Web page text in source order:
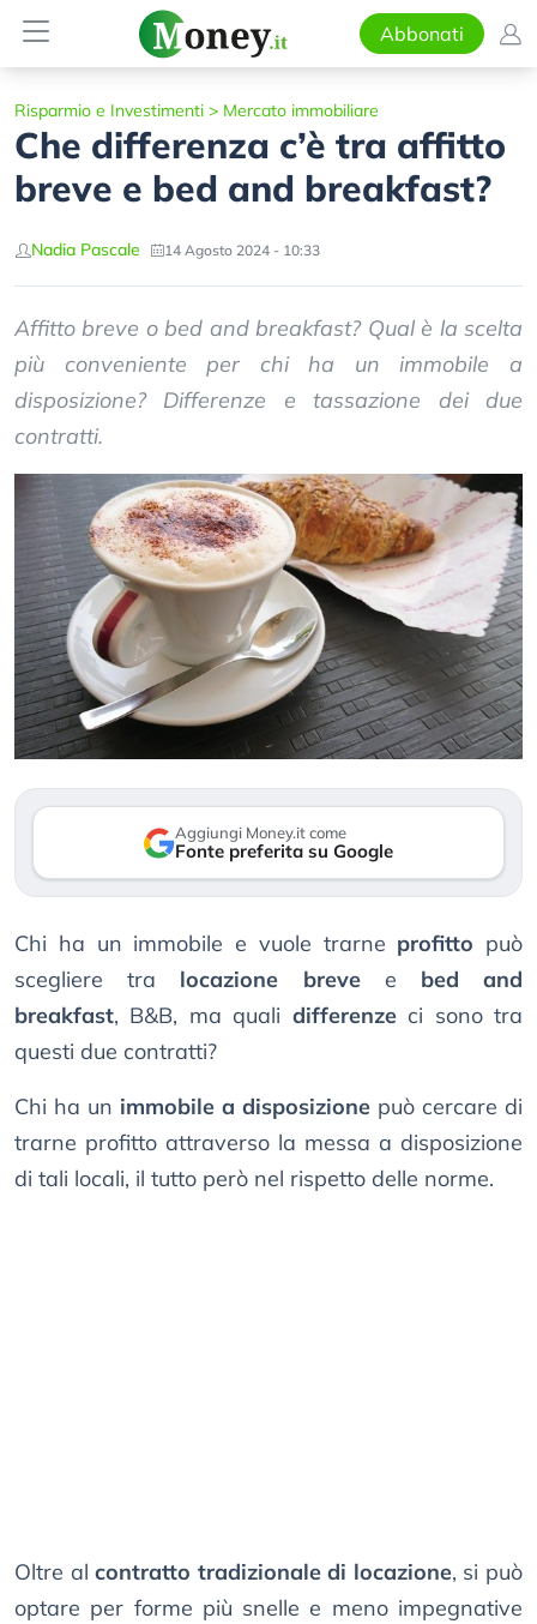
Abbonati
Risparmio e Investimenti > Mercato immobiliare
Che differenza c’è tra affitto
breve e bed and breakfast?
Nadia Pascale 14 Agosto 2024 - 10:33
Affitto breve o bed and breakfast? Qual è la scelta
più conveniente per chi ha un immobile a
disposizione? Differenze e tassazione dei due
contratti.
Aggiungi Money.it come
Fonte preferita su Google
Chi ha un immobile e vuole trarne profitto può
scegliere tra locazione brevee bed and
breakfast, B&B, ma quali differenzeci sono tra
questi due contratti?
Chi ha un immobile a disposizione può cercare di
trarne profitto attraverso la messa a disposizione
di tali locali, il tutto però nel rispetto delle norme.
Oltre alcontratto tradizionale di locazione, si può
optare per forme più snelle e meno impegnative